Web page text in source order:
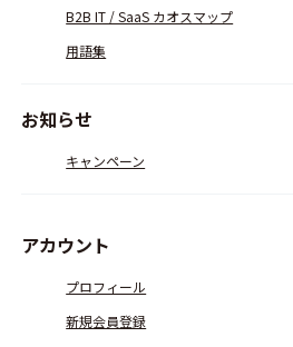
B2B IT / SaaS カオスマップ
用語集
お知らせ
キャンペーン
アカウント
プロフィール
新規会員登録